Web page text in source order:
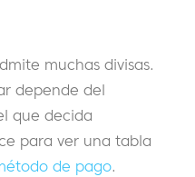
muchas divisas.
depende del
que decida
para ver una tabla
de pago.